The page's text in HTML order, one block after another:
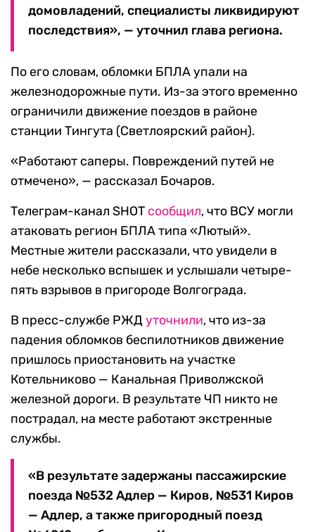
домовладений, специалисты ликвидируют
последствия», — уточнил глава региона.
По его словам, обломки БПЛА упали на
железнодорожные пути. Из-за этого временно
ограничили движение поездов в районе
станции Тингута (Светлоярский район).
«Работают саперы. Повреждений путей не
отмечено», — рассказал Бочаров.
Телеграм-канал SHOT сообщил, что ВСУ могли
атаковать регион БПЛА типа «Лютый».
Местные жители рассказали, что увидели в
небе несколько вспышек и услышали четыре-
пять взрывов в пригороде Волгограда.
В пресс-службе РЖДуточнили, что из-за
падения обломков беспилотников движение
пришлось приостановить на участке
Котельниково — Канальная Приволжской
железной дороги. В результате ЧП никто не
пострадал, на месте работают экстренные
службы.
«В результате задержаны пассажирские
поезда №532 Адлер — Киров, №531 Киров
— Адлер, а также пригородный поезд